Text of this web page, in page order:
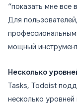
“показать мне все
Для
мощный
Несколько
Tasks, Todoist
несколько